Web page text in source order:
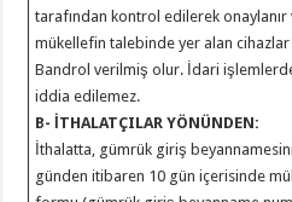
tarafından kontrol edilerek
mükellefin talebinde yer alan
Bandrol verilmiş olur. İdari işlemlerde
iddia edilemez.
B- İTHALATÇILAR YÖNÜNDEN:
İthalatta, gümrük giriş
günden itibaren 10 gün içerisinde